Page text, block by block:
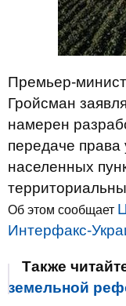
Премьер-
Гройсман
намерен
передаче
населенных
Об этом сообщает
Интерфакс-
Также
земельной